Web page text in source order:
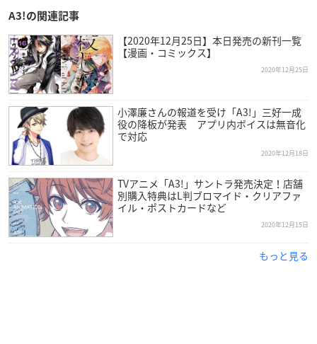
A3!の関連記事
【2020年12月25日】本日発売の新刊一覧
【漫画・コミックス】
2020年12月25日
小澤廉さんの報道を受け「A3!」三好一成
役の降板が発表 アプリ内ボイスは無音化
で対応
2020年12月18日
TVアニメ「A3!」サントラ発売決定！店舗
別購入特典はL判ブロマイド・クリアファ
イル・ポストカードなど
2020年12月15日
もっと見る